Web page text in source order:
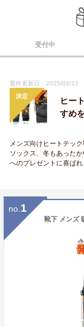
受付中
最終更新日：2025/02/12
決定
ヒー
すめ
メンズ向けヒートテッ
ソックス、冬もあった
へのプレゼントに喜ばれ
no. 1